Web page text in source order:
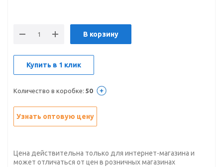
В корзину
Купить в 1 клик
Количество в коробке: 50
Узнать оптовую цену
Цена действительна только для интернет-магазина и
может отличаться от цен в розничных магазинах